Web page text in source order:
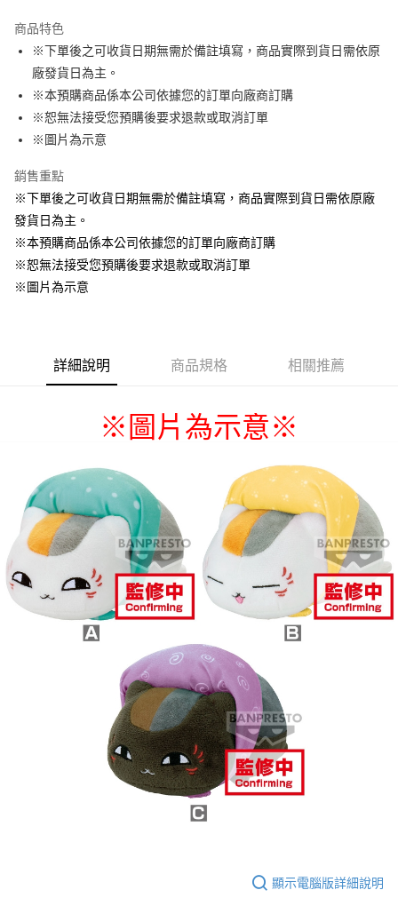
Apple Pay
悠遊付
Google Pay
ATM付款
貨到付款
運送方式
全家取貨付款
每筆NT$65，滿NT$1,300(含以上)免運費
(不開放使用，請勿選取）
每筆NT$9,999
每筆NT$65，滿NT$1,300(含以上)免運費
付款後7-11取貨
每筆NT$65，滿NT$1,300(含以上)免運費
宅配-木棉花樂園專用
每筆NT$100，滿NT$1,300(含以上)免運費
宅配-離島(澎湖/金門/馬祖)-木棉花樂園專用
每筆NT$220
商品特色
※下單後之可收貨日期無需於備註填寫，商品實際到貨日需依原
廠發貨日為主。
※本預購商品係本公司依據您的訂單向廠商訂購
※恕無法接受您預購後要求退款或取消訂單
※圖片為示意
銷售重點
※下單後之可收貨日期無需於備註填寫，商品實際到貨日需依原廠
發貨日為主。
※本預購商品係本公司依據您的訂單向廠商訂購
※恕無法接受您預購後要求退款或取消訂單
※圖片為示意
詳細說明 商品規格 相關推薦
※圖片為示意※
顯示電腦版詳細說明